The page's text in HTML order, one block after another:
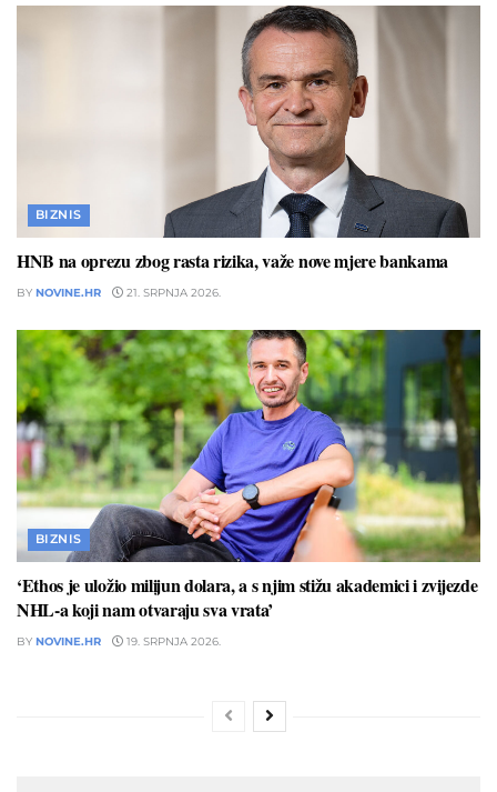
BIZNIS
HNB na oprezu zbog rasta rizika, važe nove mjere bankama
BY NOVINE.HR 21. SRPNJA 2026.
BIZNIS
‘Ethos je uložio milijun dolara, a s njim stižu akademici i zvijezde
NHL-a koji nam otvaraju sva vrata’
BY NOVINE.HR 19. SRPNJA 2026.